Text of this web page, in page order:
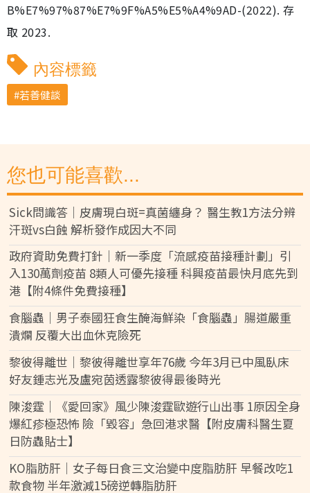
B%E7%97%87%E7%9F%A5%E5%A4%9AD-(2022). 存
取 2023.
內容標籤
若善健談
您也可能喜歡...
Sick問識答｜皮膚現白斑=真菌纏身？ 醫生教1方法分辨
汗斑vs白蝕 解析發作成因大不同
政府資助免費打針｜新一季度「流感疫苗接種計劃」引
入130萬劑疫苗 8類人可優先接種 科興疫苗最快月底先到
港【附4條件免費接種】
食腦蟲｜男子泰國狂食生醃海鮮染「食腦蟲」腸道嚴重
潰爛 反覆大出血休克險死
黎彼得離世｜黎彼得離世享年76歲 今年3月已中風臥床
好友鍾志光及盧宛茵透露黎彼得最後時光
陳浚霆｜《愛回家》風少陳浚霆歐遊行山出事 1原因全身
爆紅疹極恐怖 險「毀容」急回港求醫【附皮膚科醫生夏
日防蟲貼士】
KO脂肪肝｜女子每日食三文治變中度脂肪肝 早餐改吃1
款食物 半年激減15磅逆轉脂肪肝